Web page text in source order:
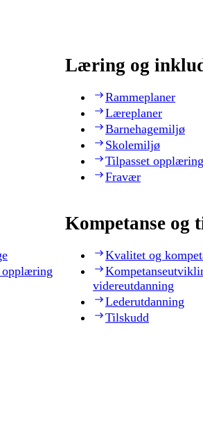
Læring og
Rammeplaner
Læreplaner
Barnehagemiljø
Skolemiljø
Tilpasset
Fravær
opplæring
Kompetanse og
Kvalitet og
videreutdanning
Lederutdanning
Tilskudd